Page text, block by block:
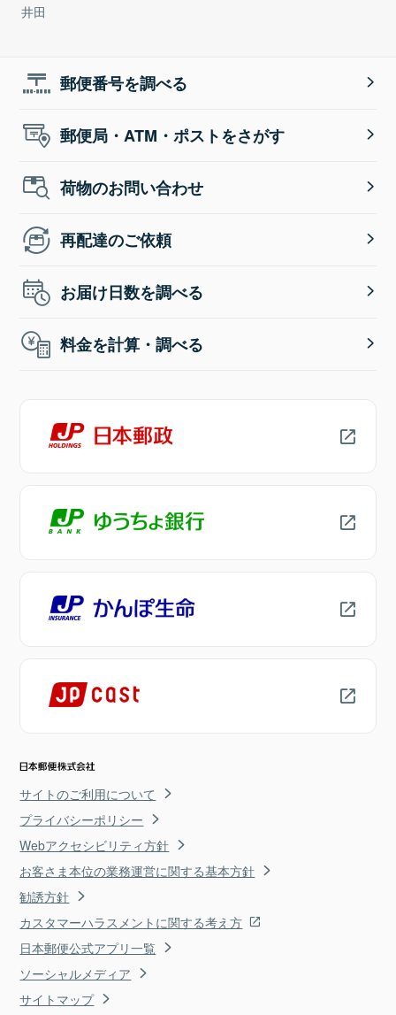
井田
郵便番号を調べる
郵便局・ATM・ポストをさがす
荷物のお問い合わせ
再配達のご依頼
お届け日数を調べる
料金を計算・調べる
サイトのご利用について
プライバシーポリシー
Webアクセシビリティ方針
お客さま本位の業務運営に関する基本方針
勧誘方針
カスタマーハラスメントに関する考え方
日本郵便公式アプリ一覧
ソーシャルメディア
サイトマップ